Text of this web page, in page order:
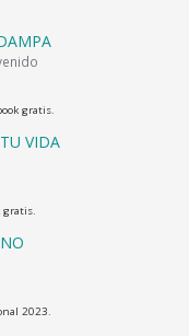
VIDA